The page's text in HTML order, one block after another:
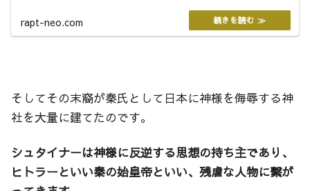
rapt-neo.com
そしてその末裔が秦氏として日本に神様を侮辱する神
社を大量に建てたのです。
シュタイナーは神様に反逆する思想の持ち主であり、
ヒトラーといい秦の始皇帝といい、残虐な人物に繋が